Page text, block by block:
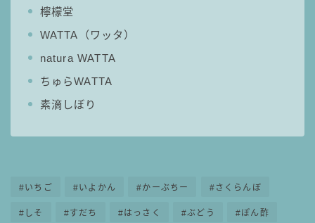
檸檬堂
WATTA（ワッタ）
natura WATTA
ちゅらWATTA
素滴しぼり
いちご いよかん かーぶちー さくらんぼ
しそ すだち はっさく ぶどう ぽん酢